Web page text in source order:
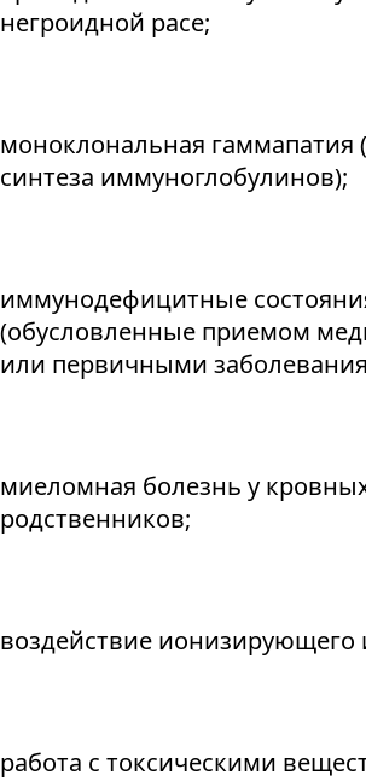
негроидной расе;
моноклональная гаммапатия
синтеза иммуноглобулинов);
иммунодефицитные
(обусловленные приемом
или первичными
миеломная болезнь у
родственников;
воздействие ионизирующего
работа с токсическими